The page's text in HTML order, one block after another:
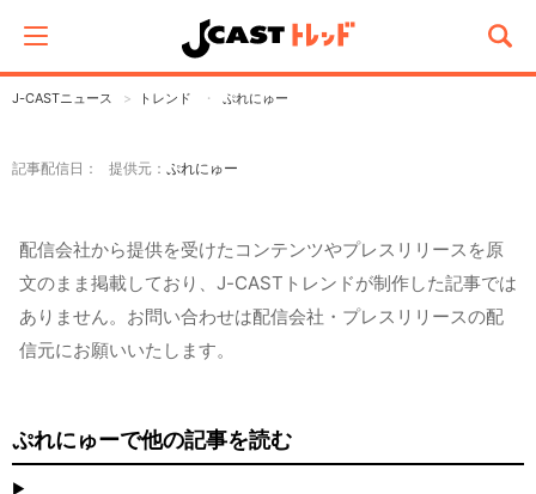
J-CASTニュース トレンド ぷれにゅー
記事配信日： 提供元： ぷれにゅー
配信会社から提供を受けたコンテンツやプレスリリースを原
文のまま掲載しており、J-CASTトレンドが制作した記事では
ありません。お問い合わせは配信会社・プレスリリースの配
信元にお願いいたします。
ぷれにゅーで他の記事を読む